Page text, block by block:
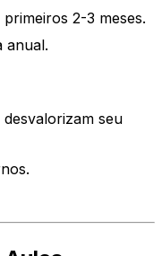
2-3 meses.
anual.
seu